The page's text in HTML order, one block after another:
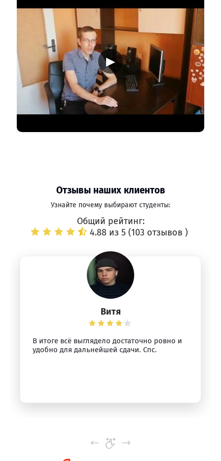
▶
Отзывы наших клиентов
Узнайте почему выбирают студенты:
Общий рейтинг:
4.88 из 5 (103 отзывов )
Витя
В итоге всё выглядело достаточно ровно и
удобно для дальнейшей сдачи. Спс.